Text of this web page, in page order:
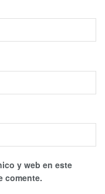
y web en este
comente.